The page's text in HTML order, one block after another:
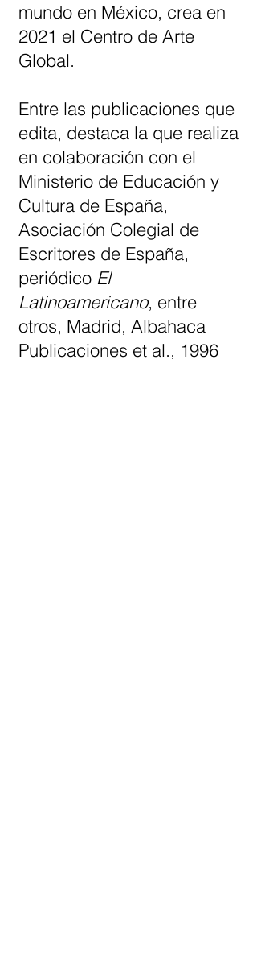
mundo en México, crea en
2021 el Centro de Arte
Global.
Entre las publicaciones que
edita, destaca la que realiza
en colaboración con el
Ministerio de Educación y
Cultura de España,
Asociación Colegial de
Escritores de España,
periódico El
Latinoamericano, entre
otros, Madrid, Albahaca
Publicaciones et al., 1996